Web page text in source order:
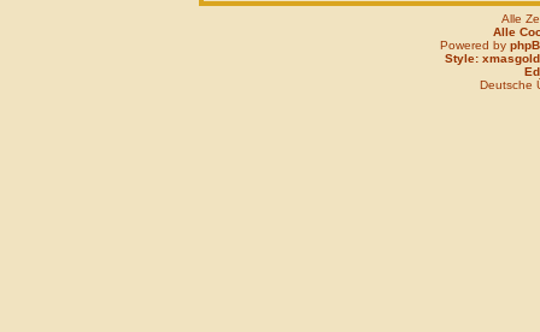
Alle
Alle
Powered by
Style: xmasgold
Deutsche